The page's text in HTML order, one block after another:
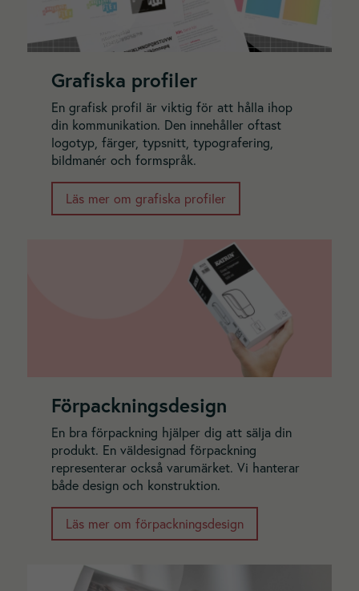
Grafiska profiler
En grafisk profil är viktig för att hålla ihop
din kommunikation. Den innehåller oftast
logotyp, färger, typsnitt, typografering,
bildmanér och formspråk.
Läs mer om grafiska profiler
Förpackningsdesign
En bra förpackning hjälper dig att sälja din
produkt. En väldesignad förpackning
representerar också varumärket. Vi hanterar
både design och konstruktion.
Läs mer om förpackningsdesign
Dessa
inte att välja
över huvud
taget ska
fungera.
Statistik
För att vi ska
hemsidans
funktionalitet
och
uppbyggnad,
baserat på
hur hemsidan
används.
Upplevelse
hemsida ska
prestera så
bra som
möjligt under
Om du nekar
dessa
kommer viss